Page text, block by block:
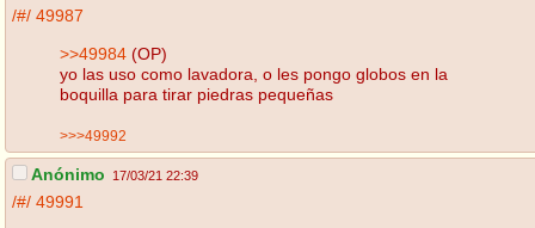
/#/ 49987
>>49984 (OP)
yo las uso como lavadora, o les pongo globos en la
boquilla para tirar piedras pequeñas
>>>49992
Anónimo 17/03/21 22:39
/#/ 49991